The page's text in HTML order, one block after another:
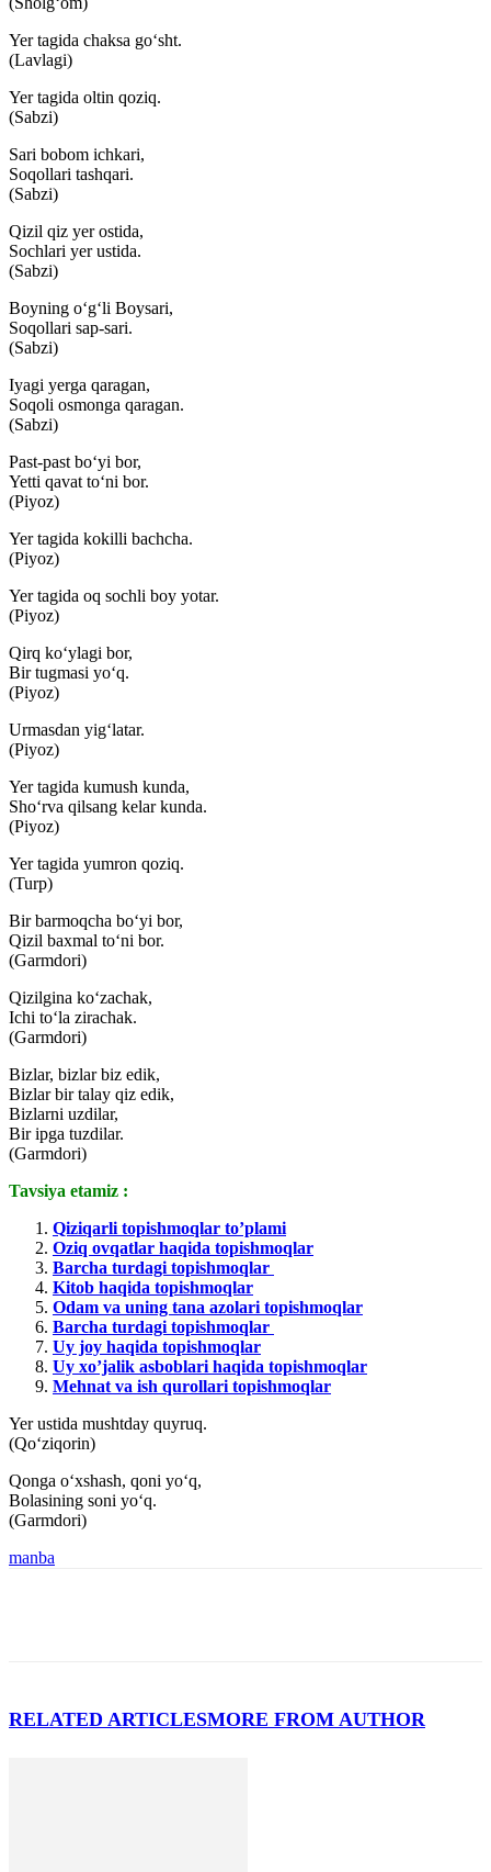
Yer tagida chaksa go‘sht.
(Lavlagi)
Yer tagida oltin qoziq.
(Sabzi)
Sari bobom ichkari,
Soqollari tashqari.
(Sabzi)
Qizil qiz yer ostida,
Sochlari yer ustida.
(Sabzi)
Boyning o‘g‘li Boysari,
Soqollari sap-sari.
(Sabzi)
Iyagi yerga qaragan,
Soqoli osmonga qaragan.
(Sabzi)
Past-past bo‘yi bor,
Yetti qavat to‘ni bor.
(Piyoz)
Yer tagida kokilli bachcha.
(Piyoz)
Yer tagida oq sochli boy yotar.
(Piyoz)
Qirq ko‘ylagi bor,
Bir tugmasi yo‘q.
(Piyoz)
Urmasdan yig‘latar.
(Piyoz)
Yer tagida kumush kunda,
Sho‘rva qilsang kelar kunda.
(Piyoz)
Yer tagida yumron qoziq.
(Turp)
Bir barmoqcha bo‘yi bor,
Qizil baxmal to‘ni bor.
(Garmdori)
Qizilgina ko‘zachak,
Ichi to‘la zirachak.
(Garmdori)
Bizlar, bizlar biz edik,
Bizlar bir talay qiz edik,
Bizlarni uzdilar,
Bir ipga tuzdilar.
(Garmdori)
Tavsiya etamiz :
Qiziqarli topishmoqlar to’plami
Oziq ovqatlar haqida topishmoqlar
Barcha turdagi topishmoqlar
Kitob haqida topishmoqlar
Odam va uning tana azolari topishmoqlar
Barcha turdagi topishmoqlar
Uy joy haqida topishmoqlar
Uy xo’jalik asboblari haqida topishmoqlar
Mehnat va ish qurollari topishmoqlar
Yer ustida mushtday quyruq.
(Qo‘ziqorin)
Qonga o‘xshash, qoni yo‘q,
Bolasining soni yo‘q.
(Garmdori)
manba
RELATED ARTICLESMORE FROM AUTHOR